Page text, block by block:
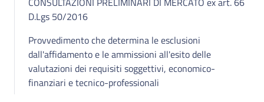
D.Lgs 50/2016
Provvedimento che determina le esclusioni
dall'affidamento e le ammissioni all'esito delle
valutazioni dei requisiti soggettivi, economico-
finanziari e tecnico-professionali